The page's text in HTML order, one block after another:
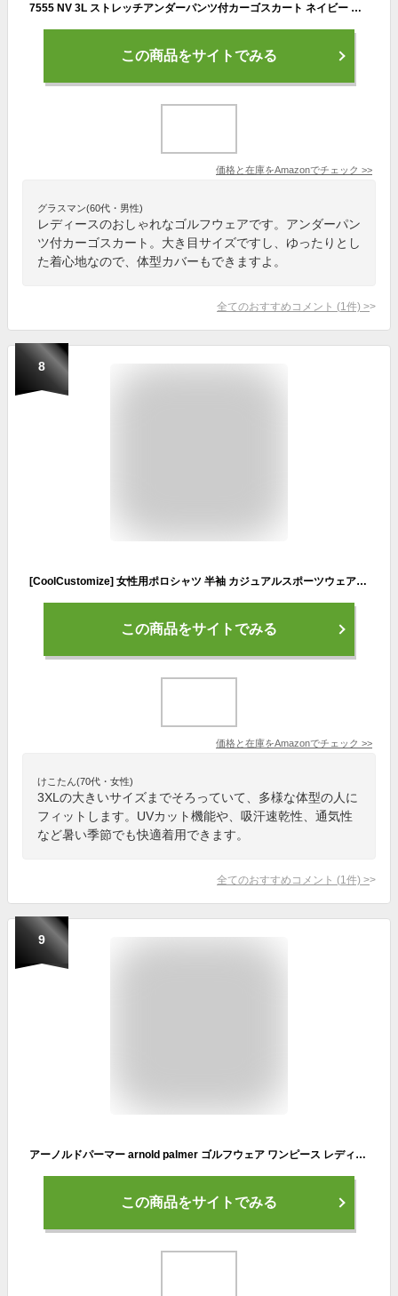
7555 NV 3L ストレッチアンダーパンツ付カーゴスカート ネイビー 大きいサイズ デルソル 3L ゴルフウェア スカート レディース
この商品をサイトでみる
価格と在庫をAmazonでチェック >>
グラスマン(60代・男性)
レディースのおしゃれなゴルフウェアです。アンダーパン
ツ付カーゴスカート。大き目サイズですし、ゆったりとし
た着心地なので、体型カバーもできますよ。
全てのおすすめコメント (1 件) >
8
[CoolCustomize] 女性用ポロシャツ 半袖 カジュアルスポーツウェア ゴルフウェア 春夏向け 吸汗速乾・通気性 UVカット サイズ：XS～3XL
この商品をサイトでみる
価格と在庫をAmazonでチェック >>
けこたん(70代・女性)
3XLの大きいサイズまでそろっていて、多様な体型の人に
フィットします。UVカット機能や、吸汗速乾性、通気性
など暑い季節でも快適着用できます。
全てのおすすめコメント (1 件) >
9
アーノルドパーマー arnold palmer ゴルフウェア ワンピース レディース BKスウェットフードワンピース AP220412A03
この商品をサイトでみる